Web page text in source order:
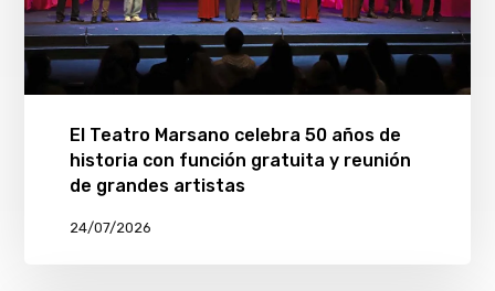
El Teatro Marsano celebra 50 años de
historia con función gratuita y reunión
de grandes artistas
24/07/2026